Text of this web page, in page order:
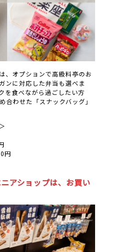
、オプションで高級料亭のお
ンに対応した弁当も選べま
を食べながら過ごしたい方
合わせた「スナックバッグ」
円
アショップは、お買い